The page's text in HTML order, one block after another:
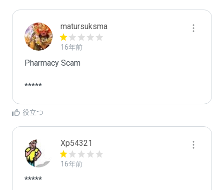
matursuksma
16年前
Pharmacy Scam
*****
役立つ
Xp54321
16年前
*****